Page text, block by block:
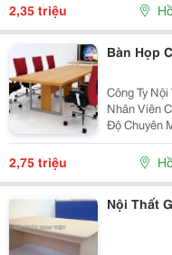
2,35 triệu
Bàn Họp
Công Ty
Nhân Viên
Độ Chuyên
Hiện Đại,
Chất
2,75 triệu
Nội Thất